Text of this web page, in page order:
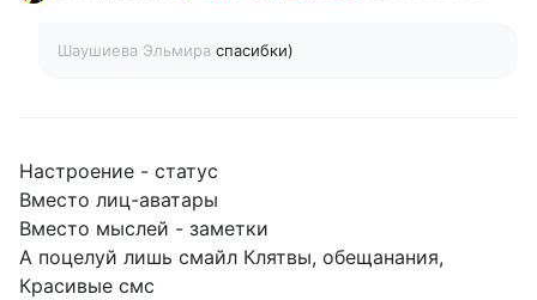
Шаушиева Эльмира спасибки)
Настроение - статус
Вместо лиц-аватары
Вместо мыслей - заметки
А поцелуй лишь смайл Клятвы, обещанания,
Красивые смс